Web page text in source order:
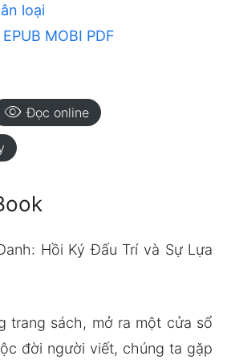
loại
EPUB MOBI PDF
visibility Đọc online
Hồi Ký Đấu Trí và Sự Lựa
trang sách, mở ra một cửa sổ
đời người viết, chúng ta gặp